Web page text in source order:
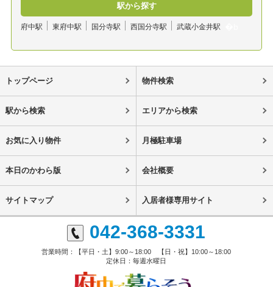
駅から探す
府中駅 東府中駅 国分寺駅 西国分寺駅 武蔵小金井駅
トップページ 物件検索
駅から検索 エリアから検索
お気に入り物件 月極駐車場
本日のかわら版 会社概要
サイトマップ 入居者様専用サイト
042-368-3331
営業時間：【平日・土】9:00～18:00 【日・祝】10:00～18:00
定休日：毎週水曜日